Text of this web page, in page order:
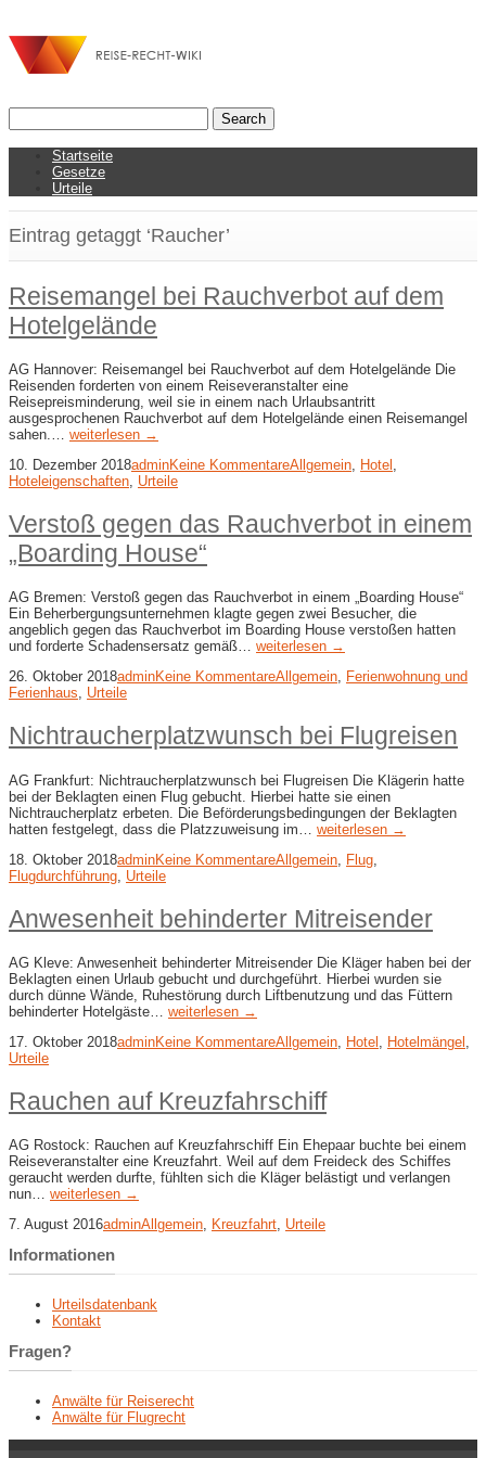
Startseite
Gesetze
Urteile
Eintrag getaggt ‘Raucher’
Reisemangel bei Rauchverbot auf dem
Hotelgelände
AG Hannover: Reisemangel bei Rauchverbot auf dem Hotelgelände Die
Reisenden forderten von einem Reiseveranstalter eine
Reisepreisminderung, weil sie in einem nach Urlaubsantritt
ausgesprochenen Rauchverbot auf dem Hotelgelände einen Reisemangel
sahen.… weiterlesen →
10. Dezember 2018adminKeine KommentareAllgemein, Hotel ,
Hoteleigenschaften, Urteile
Verstoß gegen das Rauchverbot in einem
„Boarding House“
AG Bremen: Verstoß gegen das Rauchverbot in einem „Boarding House“
Ein Beherbergungsunternehmen klagte gegen zwei Besucher, die
angeblich gegen das Rauchverbot im Boarding House verstoßen hatten
und forderte Schadensersatz gemäß… weiterlesen →
26. Oktober 2018adminKeine KommentareAllgemein, Ferienwohnung und
Ferienhaus, Urteile
Nichtraucherplatzwunsch bei Flugreisen
AG Frankfurt: Nichtraucherplatzwunsch bei Flugreisen Die Klägerin hatte
bei der Beklagten einen Flug gebucht. Hierbei hatte sie einen
Nichtraucherplatz erbeten. Die Beförderungsbedingungen der Beklagten
hatten festgelegt, dass die Platzzuweisung im… weiterlesen →
18. Oktober 2018adminKeine KommentareAllgemein Flug
Flugdurchführung Urteile
Anwesenheit behinderter Mitreisender
AG Kleve: Anwesenheit behinderter Mitreisender Die Kläger haben bei der
Beklagten einen Urlaub gebucht und durchgeführt. Hierbei wurden sie
durch dünne Wände, Ruhestörung durch Liftbenutzung und das Füttern
behinderter Hotelgäste… weiterlesen →
17. Oktober 2018adminKeine KommentareAllgemein Hotel Hotelmängel
Urteile
Rauchen auf Kreuzfahrschiff
AG Rostock: Rauchen auf Kreuzfahrschiff Ein Ehepaar buchte bei einem
Reiseveranstalter eine Kreuzfahrt. Weil auf dem Freideck des Schiffes
geraucht werden durfte, fühlten sich die Kläger belästigt und verlangen
nun… weiterlesen →
7. August 2016adminAllgemein Kreuzfahrt Urteile
Informationen
Urteilsdatenbank
Kontakt
Fragen?
Anwälte für Reiserecht
Anwälte für Flugrecht